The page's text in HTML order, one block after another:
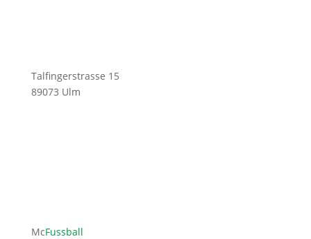
Talfingerstrasse 15
89073 Ulm
McFussball